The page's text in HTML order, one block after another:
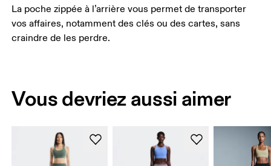
La poche zippée à l’arrière vous permet de transporter
vos affaires, notamment des clés ou des cartes, sans
craindre de les perdre.
Vous devriez aussi aimer